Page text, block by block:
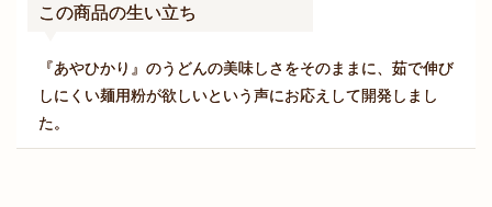
この商品の生い立ち
『あやひかり』のうどんの美味しさをそのままに、茹で伸び
しにくい麺用粉が欲しいという声にお応えして開発しまし
た。